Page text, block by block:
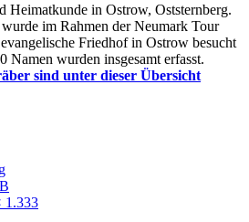
Heimatkunde in Ostrow, Oststernberg.
im Rahmen der Neumark Tour
Friedhof in Ostrow besucht
Namen wurden insgesamt erfasst.
sind unter dieser Übersicht
1.333